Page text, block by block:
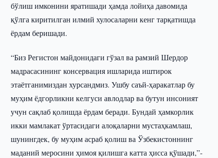
бўлиш имконини яратишади ҳамда лойиҳа давомида
қўлга киритилган илмий хулосаларни кенг тарқатишда
ёрдам беришади.
“Биз Регистон майдонидаги гўзал ва рамзий Шердор
мадрасасининг консервация ишларида иштирок
этаётганимиздан хурсандмиз. Ушбу саъй-ҳаракатлар бу
муҳим ёдгорликни келгуси авлодлар ва бутун инсоният
учун сақлаб қолишда ёрдам беради. Бундай ҳамкорлик
икки мамлакат ўртасидаги алоқаларни мустаҳкамлаш,
шунингдек, бу муҳим асраб қолиш ва Ўзбекистоннинг
маданий меросини ҳимоя қилишга катта ҳисса қўшади,”-